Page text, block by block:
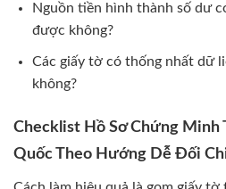
Nguồn tiền hình thành số dư
được không?
Các giấy tờ có thống nhất dữ
không?
Checklist Hồ Sơ Chứng Minh
Quốc Theo Hướng Dễ Đối